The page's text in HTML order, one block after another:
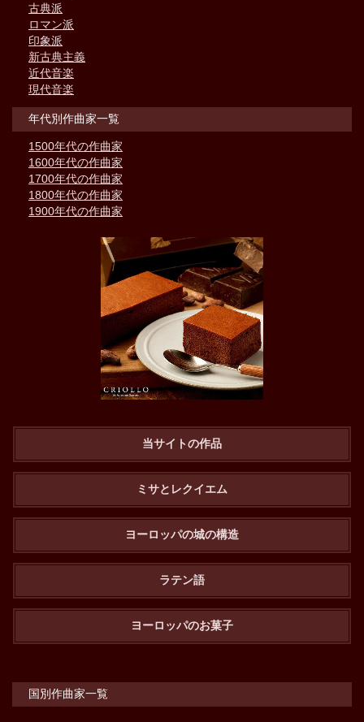
古典派
ロマン派
印象派
新古典主義
近代音楽
現代音楽
年代別作曲家一覧
1500年代の作曲家
1600年代の作曲家
1700年代の作曲家
1800年代の作曲家
1900年代の作曲家
当サイトの作品
ミサとレクイエム
ヨーロッパの城の構造
ラテン語
ヨーロッパのお菓子
国別作曲家一覧